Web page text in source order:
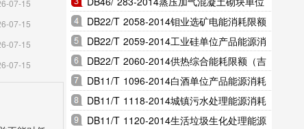
县西
系统
街东
造积
著，
07-15
07-15
07-15
07-15
产品综合能耗和电耗限额（海南省地方标
准）
DB22/T 2058-2014钼业选矿电能消耗限额
（吉林省地方标准）
DB22/T 2059-2014工业硅单位产品能源消
耗限额（吉林省地方标准）
DB22/T 2060-2014供热综合能耗限额（吉
林省地方标准）
DB11/T 1096-2014白酒单位产品能源消耗
限额（北京市地方标准）
DB11/T 1118-2014城镇污水处理能源消耗
限额（北京市地方标准）
DB11/T 1120-2014生活垃圾生化处理能源